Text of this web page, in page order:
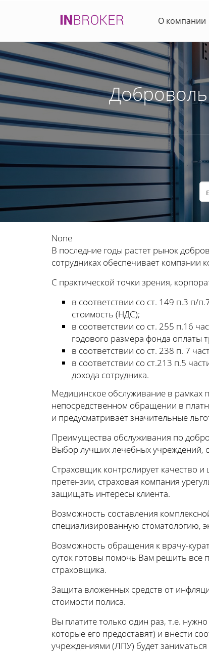
О компании
None
В последние годы растет рынок
сотрудниках обеспечивает компании
С практической точки зрения,
в соответствии со ст. 149 п.3 п/
стоимость (НДС);
в соответствии со ст. 255 п.16
годового размера фонда оплаты
в соответствии со ст. 238 п. 7
в соответствии со ст.213 п.5
дохода сотрудника.
Медицинское обслуживание в рамках
непосредственном обращении в
и предусматривает значительные
Преимущества обслуживания по
Выбор лучших лечебных учреждений,
Страховщик контролирует качество
претензии, страховая компания
защищать интересы клиента.
Возможность составления
специализированную
Возможность обращения к врачу-
суток готовы помочь Вам решить все
страховщика.
Защита вложенных средств от
стоимости полиса.
Вы платите только один раз, т.е.
которые его предоставят) и внести
учреждениями (ЛПУ) будет